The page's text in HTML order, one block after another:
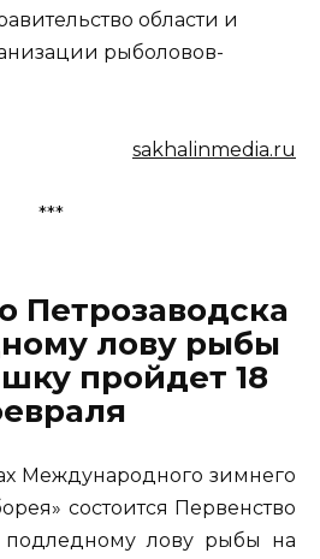
области и
рыболовов-
sakhalinmedia.ru
***
Петрозаводска
лову рыбы
пройдет 18
Международного зимнего
состоится Первенство
подледному лову рыбы на